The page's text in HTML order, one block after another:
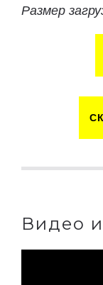
Размер
Видео